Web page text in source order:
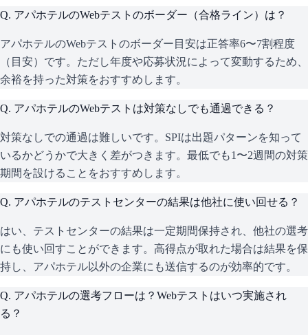
Q. アパホテルのWebテストのボーダー（合格ライン）は？
アパホテルのWebテストのボーダー目安は正答率6〜7割程度
（目安）です。ただし年度や応募状況によって変動するため、
余裕を持った対策をおすすめします。
Q. アパホテルのWebテストは対策なしでも通過できる？
対策なしでの通過は難しいです。SPIは出題パターンを知って
いるかどうかで大きく差がつきます。最低でも1〜2週間の対策
期間を設けることをおすすめします。
Q. アパホテルのテストセンターの結果は他社に使い回せる？
はい、テストセンターの結果は一定期間保持され、他社の選考
にも使い回すことができます。高得点が取れた場合は結果を保
持し、アパホテル以外の企業にも送信するのが効率的です。
Q. アパホテルの選考フローは？Webテストはいつ実施され
る？